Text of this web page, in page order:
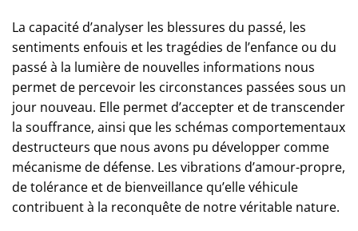
La capacité d’analyser les blessures du passé, les
sentiments enfouis et les tragédies de l’enfance ou du
passé à la lumière de nouvelles informations nous
permet de percevoir les circonstances passées sous un
jour nouveau. Elle permet d’accepter et de transcender
la souffrance, ainsi que les schémas comportementaux
destructeurs que nous avons pu développer comme
mécanisme de défense. Les vibrations d’amour-propre,
de tolérance et de bienveillance qu’elle véhicule
contribuent à la reconquête de notre véritable nature.